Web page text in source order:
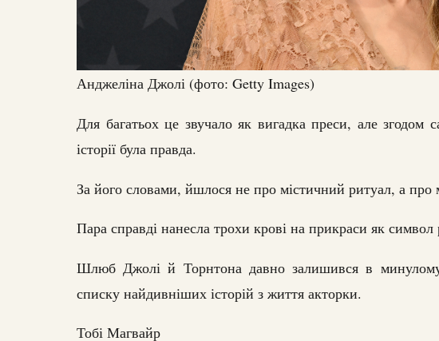
Анджеліна Джолі (фото: Getty Images)
Для багатьох це звучало як вигадка преси, але
історії була правда.
За його словами, йшлося не про містичний ритуал, а про
Пара справді нанесла трохи крові на прикраси як символ
Шлюб Джолі й Торнтона давно залишився в
списку найдивніших історій з життя акторки.
Тобі Магвайр